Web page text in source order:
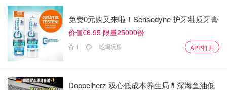
免费0元购又来啦！Sensodyne 护牙釉质牙膏
价值€6.95 限量25000份
1 吃喝玩乐 APP打开
Doppelherz 双心低成本养生局💊深海鱼油低